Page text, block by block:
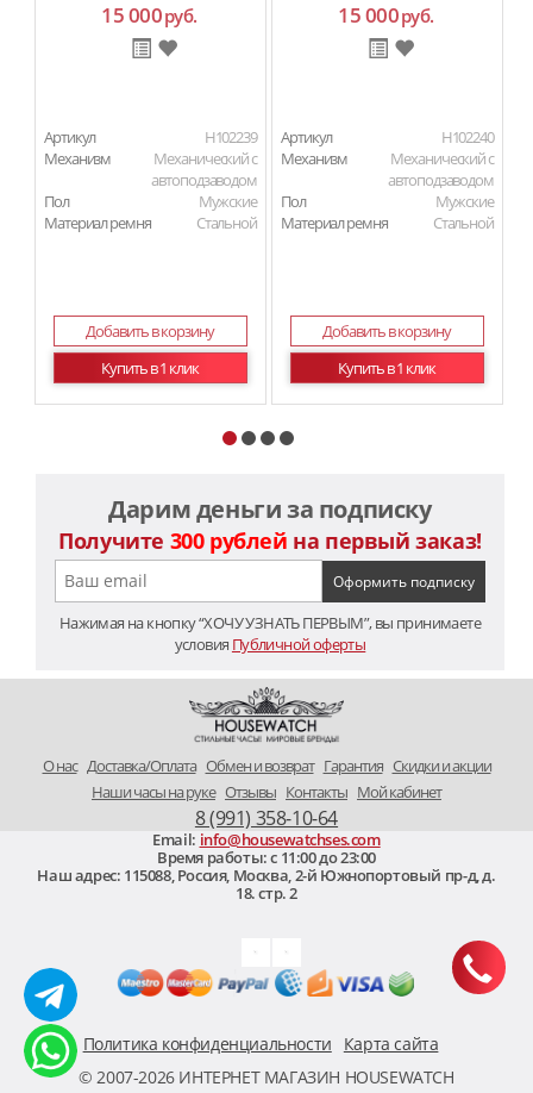
15 000руб.
Артикул
H102239
Механизм
Механический с
автоподзаводом
Пол
Мужские
Материал ремня
Стальной
Добавить в корзину
Купить в 1 клик
15 000руб.
Артикул
H102240
Механизм
Механический с
автоподзаводом
Пол
Мужские
Материал ремня
Стальной
Добавить в корзину
Купить в 1 клик
Дарим деньги за подписку
Получите 300 рублей на первый заказ!
Нажимая на кнопку “ХОЧУ УЗНАТЬ ПЕРВЫМ”, вы принимаете
условия Публичной оферты
O нас Доставка/Оплата Обмен и возврат Гарантия Скидки и акции
Наши часы на руке Отзывы Контакты Мой кабинет
8 (991) 358-10-64
Политика конфиденциальности Карта сайта
Email: info@housewatchses.com
Время работы: c 11:00 до 23:00
Наш адрес: 115088, Россия, Москва 2-й Южнопортовый пр-д, д.
18. стр. 2
© 2007-2026 ИНТЕРНЕТ МАГАЗИН HOUSEWATCH